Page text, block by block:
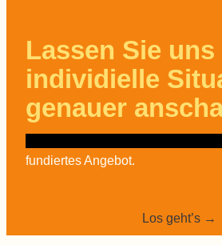
Lassen Sie uns
individielle
genauer
fundiertes Angebot.
Los geht’s →